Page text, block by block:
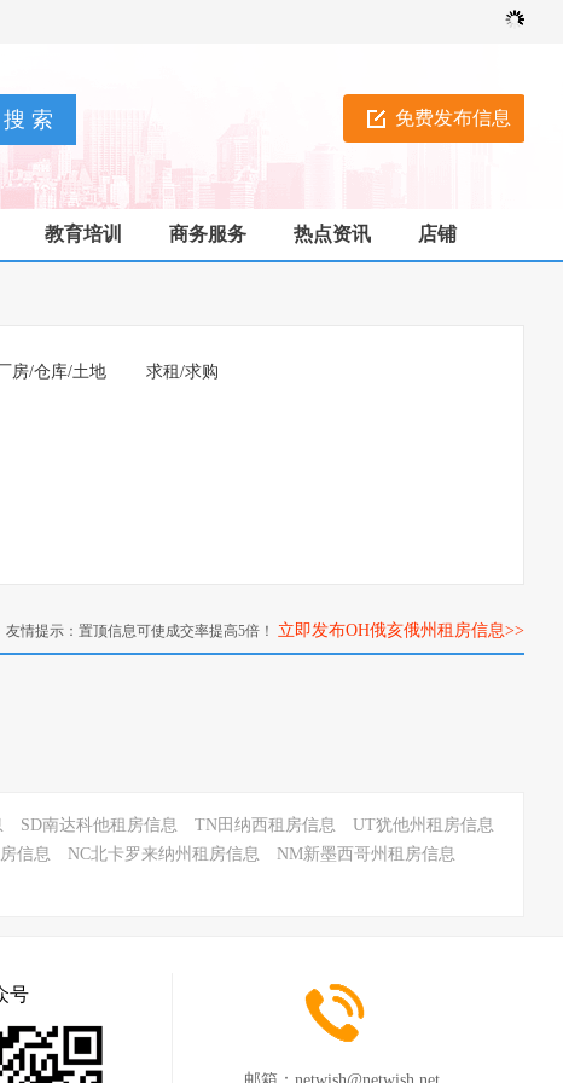
免费发布信息
教育培训 商务服务 热点资讯 店铺
房/仓库/土地 求租/求购
友情提示：置顶信息可使成交率提高5倍！ 立即发布OH俄亥俄州租房信息>>
SD南达科他租房信息 TN田纳西租房信息
UT犹他州租房信息
信息 NC北卡罗来纳州租房信息
NM新墨西哥州租房信息
号